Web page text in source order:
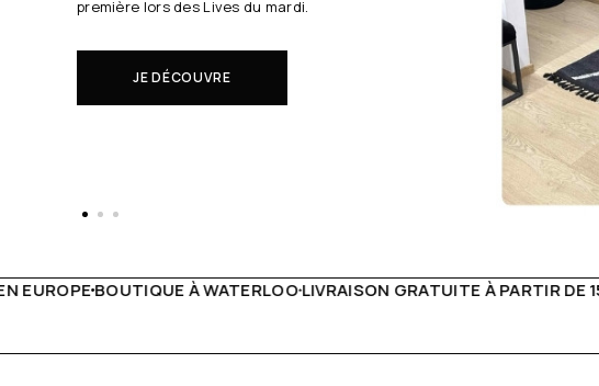
de cœur en direct.
Il s'agit de nouveautés à réserver avant tout
GRATUITE À PARTIR DE 150€LIVE FACEBOOK CHAQUE SEMAINE